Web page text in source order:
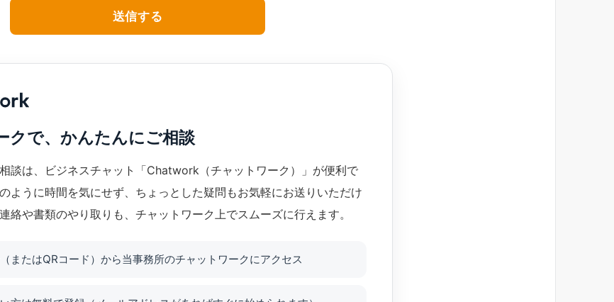
クで、かんたんにご相談
談は、ビジネスチャット「Chatwork（チャットワーク）」が便利で
ように時間を気にせず、ちょっとした疑問もお気軽にお送りいただけ
絡や書類のやり取りも、チャットワーク上でスムーズに行えます。
またはQRコード）から当事務所のチャットワークにアクセス